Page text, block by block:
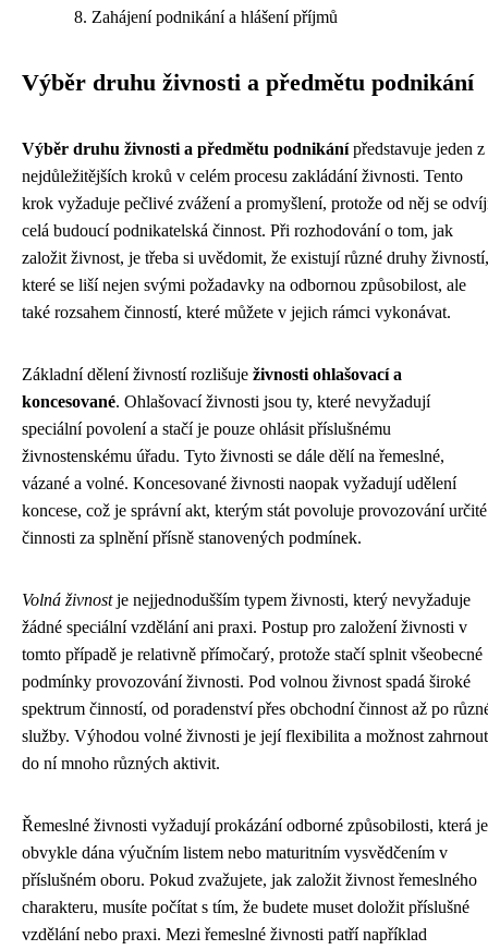
Zahájení podnikání a hlášení příjmů
Výběr druhu živnosti a předmětu podnikání
Výběr druhu živnosti a předmětu podnikánípředstavuje jeden z
nejdůležitějších kroků v celém procesu zakládání živnosti. Tento
krok vyžaduje pečlivé zvážení a promyšlení, protože od něj se
celá budoucí podnikatelská činnost. Při rozhodování o tom, jak
založit živnost, je třeba si uvědomit, že existují různé druhy živností,
které se liší nejen svými požadavky na odbornou způsobilost, ale
také rozsahem činností, které můžete v jejich rámci vykonávat.
Základní dělení živností rozlišuje živnosti ohlašovací a
koncesované. Ohlašovací živnosti jsou ty, které nevyžadují
speciální povolení a stačí je pouze ohlásit příslušnému
živnostenskému úřadu. Tyto živnosti se dále dělí na řemeslné,
vázané a volné. Koncesované živnosti naopak vyžadují udělení
koncese, což je správní akt, kterým stát povoluje provozování určité
činnosti za splnění přísně stanovených podmínek.
Volná živnostje nejjednodušším typem živnosti, který nevyžaduje
žádné speciální vzdělání ani praxi. Postup pro založení živnosti v
tomto případě je relativně přímočarý, protože stačí splnit všeobecné
podmínky provozování živnosti. Pod volnou živnost spadá široké
spektrum činností, od poradenství přes obchodní činnost až po
služby. Výhodou volné živnosti je její flexibilita a možnost zahrnout
do ní mnoho různých aktivit.
Řemeslné živnosti vyžadují prokázání odborné způsobilosti, která je
obvykle dána výučním listem nebo maturitním vysvědčením v
příslušném oboru. Pokud zvažujete, jak založit živnost řemeslného
charakteru, musíte počítat s tím, že budete muset doložit příslušné
vzdělání nebo praxi. Mezi řemeslné živnosti patří například